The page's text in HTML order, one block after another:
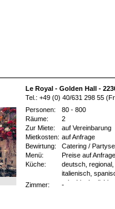
Le Royal - Golden Hall -
Tel.: +49 (0) 40/631 298 55
Personen:
80 - 800
Räume:
2
Zur Miete:
auf Vereinbarung
Mietkosten: auf Anfrage
Bewirtung:
Catering /
Menü:
Preise auf Anfrage
Küche:
deutsch,
italienisch,
griechisch,
Zimmer: -